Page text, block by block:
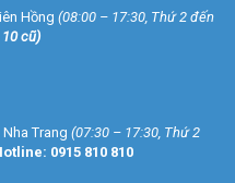
Hồng (08:00 – 17:30, Thứ 2 đến
10 cũ)
Trang (07:30 – 17:30, Thứ 2
0915 810 810